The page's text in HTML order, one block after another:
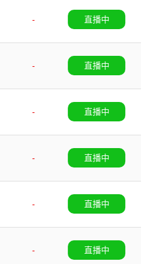
-
直播中
-
直播中
-
直播中
-
直播中
-
直播中
-
直播中